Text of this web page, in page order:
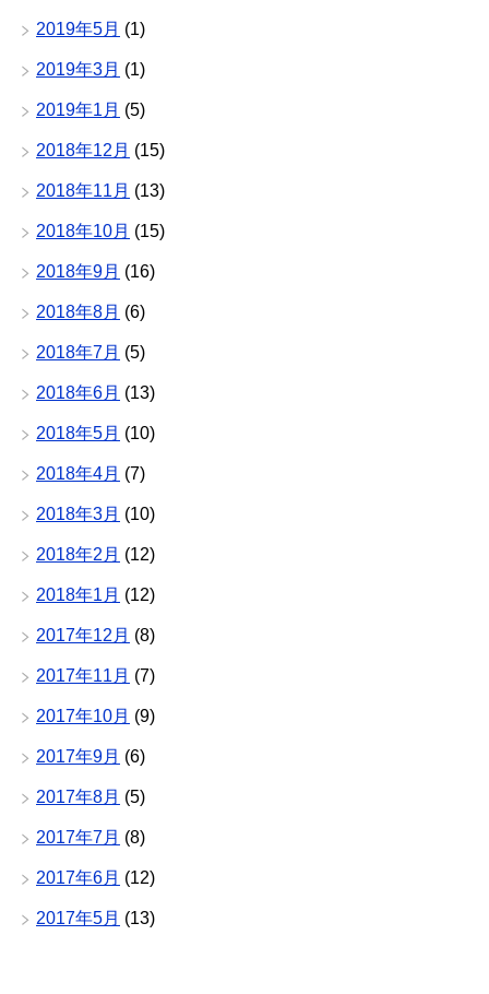
2019年5月 (1)
2019年3月 (1)
2019年1月 (5)
2018年12月 (15)
2018年11月 (13)
2018年10月 (15)
2018年9月 (16)
2018年8月 (6)
2018年7月 (5)
2018年6月 (13)
2018年5月 (10)
2018年4月 (7)
2018年3月 (10)
2018年2月 (12)
2018年1月 (12)
2017年12月 (8)
2017年11月 (7)
2017年10月 (9)
2017年9月 (6)
2017年8月 (5)
2017年7月 (8)
2017年6月 (12)
2017年5月 (13)